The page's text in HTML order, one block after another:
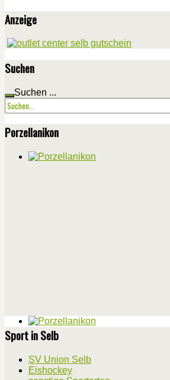
Anzeige
Suchen
Suchen ...
Porzellanikon
Sport in Selb
SV Union Selb
Eishockey